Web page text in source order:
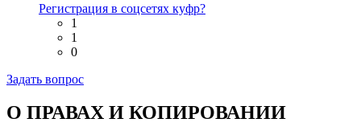
Регистрация в соцсетях куфр?
1
1
0
Задать вопрос
О ПРАВАХ И КОПИРОВАНИИ